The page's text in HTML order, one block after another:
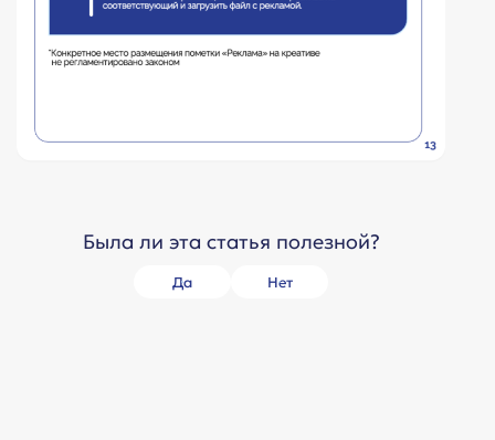
Была ли эта статья полезной?
Да Нет